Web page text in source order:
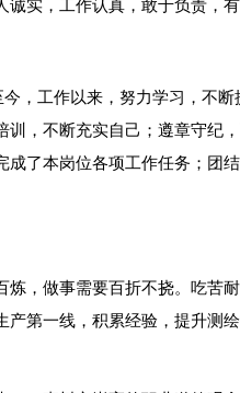
诚实，工作认真，敢于负责，
今，工作以来，努力学习，不
训，不断充实自己；遵章守纪
成了本岗位各项工作任务；团
炼，做事需要百折不挠。吃苦
产第一线，积累经验，提升测